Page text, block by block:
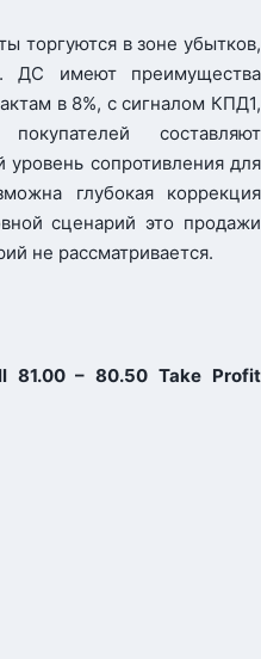
торгуются в зоне убытков,
ДС имеют преимущества
в 8%, с сигналом КПД1,
составляют
сопротивления для
глубокая коррекция
сценарий это продажи
не рассматривается.
81.00 – 80.50 Take Profit